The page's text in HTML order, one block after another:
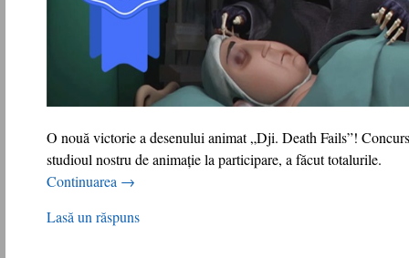
O nouă victorie a desenului animat „Dji. Death Fails”!
studioul nostru de animație la participare, a făcut totalurile.
Continuarea →
Lasă un răspuns